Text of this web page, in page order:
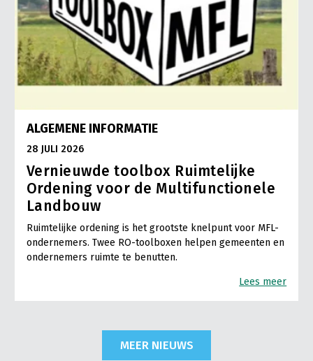
ALGEMENE INFORMATIE
28 JULI 2026
Vernieuwde toolbox Ruimtelijke
Ordening voor de Multifunctionele
Landbouw
Ruimtelijke ordening is het grootste knelpunt voor MFL-
ondernemers. Twee RO-toolboxen helpen gemeenten en
ondernemers ruimte te benutten.
Lees meer
MEER NIEUWS